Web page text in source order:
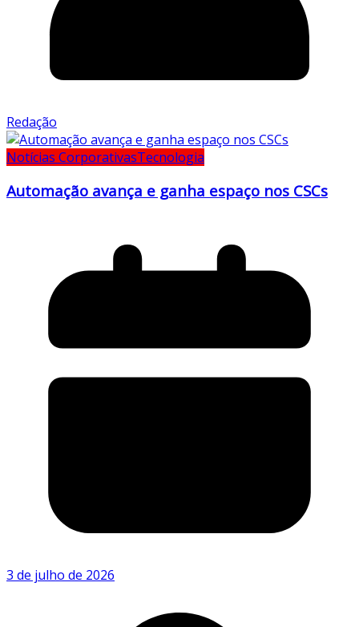
Redação
Notícias CorporativasTecnologia
Automação avança e ganha espaço nos CSCs
3 de julho de 2026